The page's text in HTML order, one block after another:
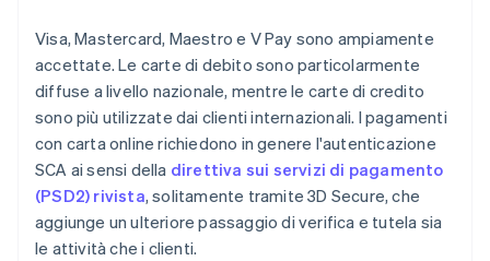
Visa, Mastercard, Maestro e V Pay sono ampiamente
accettate. Le carte di debito sono particolarmente
diffuse a livello nazionale, mentre le carte di credito
sono più utilizzate dai clienti internazionali. I pagamenti
con carta online richiedono in genere l'autenticazione
SCA ai sensi della direttiva sui servizi di pagamento
(PSD2) rivista, solitamente tramite 3D Secure, che
aggiunge un ulteriore passaggio di verifica e tutela sia
le attività che i clienti.